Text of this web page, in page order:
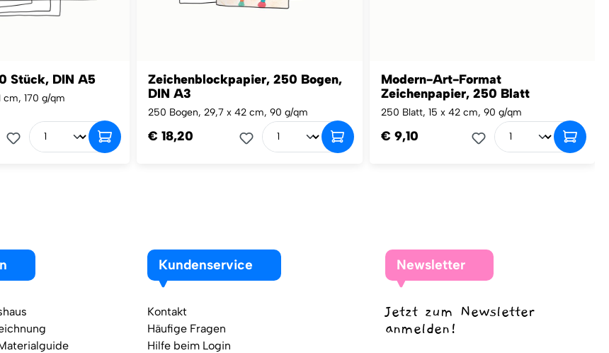
Stück, DIN A5
cm, 170 g/qm
Zeichenblockpapier, 250 Bogen,
DIN A3
250 Bogen, 29,7 x 42 cm, 90 g/qm
€ 18,20
Modern-Art-Format
Zeichenpapier, 250 Blatt
250 Blatt, 15 x 42 cm, 90 g/qm
€ 9,10
Kundenservice
Kontakt
Häufige Fragen
Hilfe beim Login
Newsletter
Jetzt zum Newsletter
anmelden!